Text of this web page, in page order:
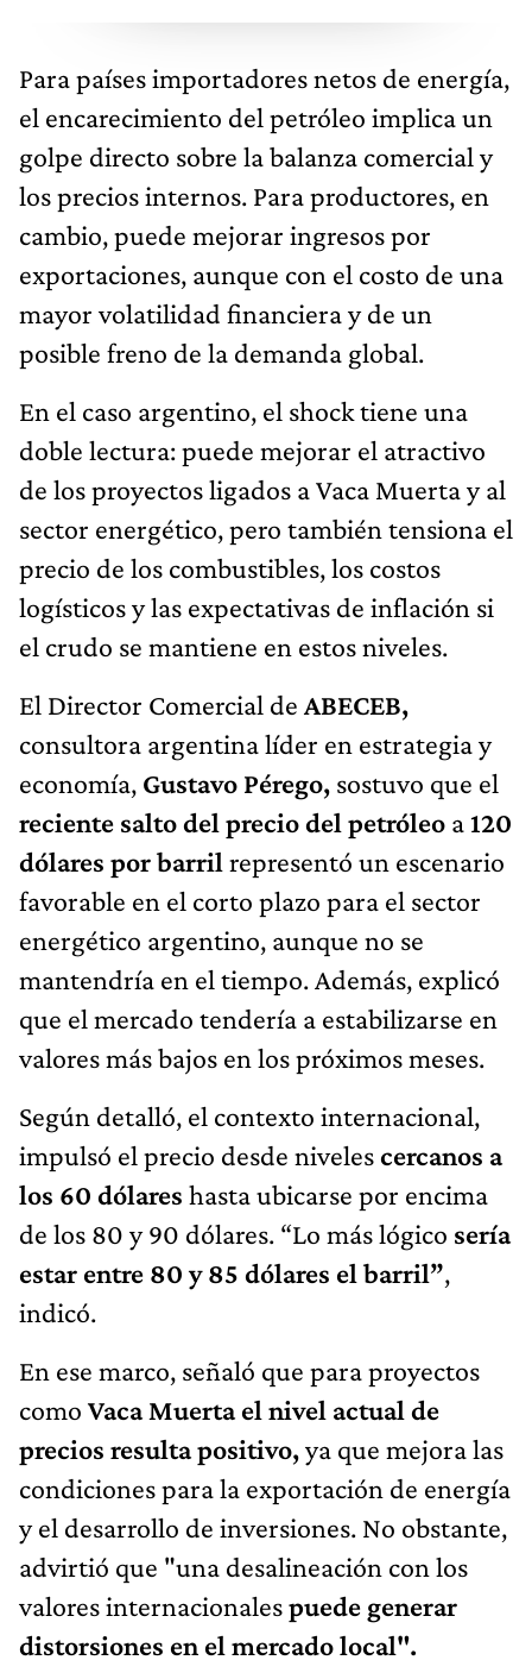
Para países importadores netos de energía,
el encarecimiento del petróleo implica un
golpe directo sobre la balanza comercial y
los precios internos. Para productores, en
cambio, puede mejorar ingresos por
exportaciones, aunque con el costo de una
mayor volatilidad financiera y de un
posible freno de la demanda global.
En el caso argentino, el shock tiene una
doble lectura: puede mejorar el atractivo
de los proyectos ligados a Vaca Muerta y al
sector energético, pero también tensiona el
precio de los combustibles, los costos
logísticos y las expectativas de inflación si
el crudo se mantiene en estos niveles.
El Director Comercial de ABECEB,
consultora argentina líder en estrategia y
economía, Gustavo Pérego, sostuvo que el
reciente salto del precio del petróleo a120
dólares por barril representó un escenario
favorable en el corto plazo para el sector
energético argentino, aunque no se
mantendría en el tiempo. Además, explicó
que el mercado tendería a estabilizarse en
valores más bajos en los próximos meses.
Según detalló, el contexto internacional,
impulsó el precio desde nivelescercanos a
los 60 dólares hasta ubicarse por encima
de los 80 y 90 dólares. “Lo más lógico sería
estar entre 80 y 85 dólares el barril”,
indicó.
En ese marco, señaló que para proyectos
como Vaca Muerta el nivel actual de
precios resulta positivo,ya que mejora las
condiciones para la exportación de energía
y el desarrollo de inversiones. No obstante,
advirtió que "una desalineación con los
valores internacionalespuede generar
distorsiones en el mercado local".